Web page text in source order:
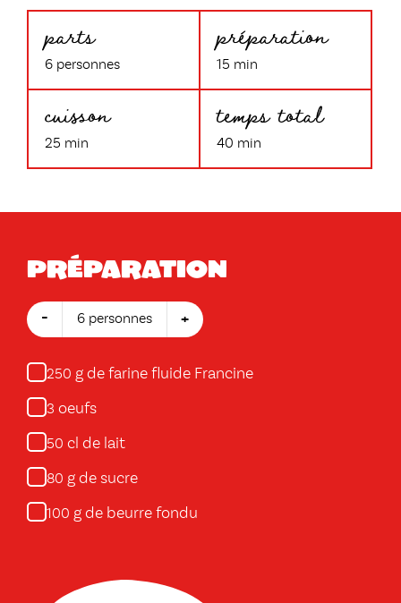
parts
6 personnes
préparation
15 min
cuisson
25 min
temps total
40 min
Préparation
- 6 personnes +
250 g de farine fluide Francine
3 oeufs
50 cl de lait
80 g de sucre
100 g de beurre fondu